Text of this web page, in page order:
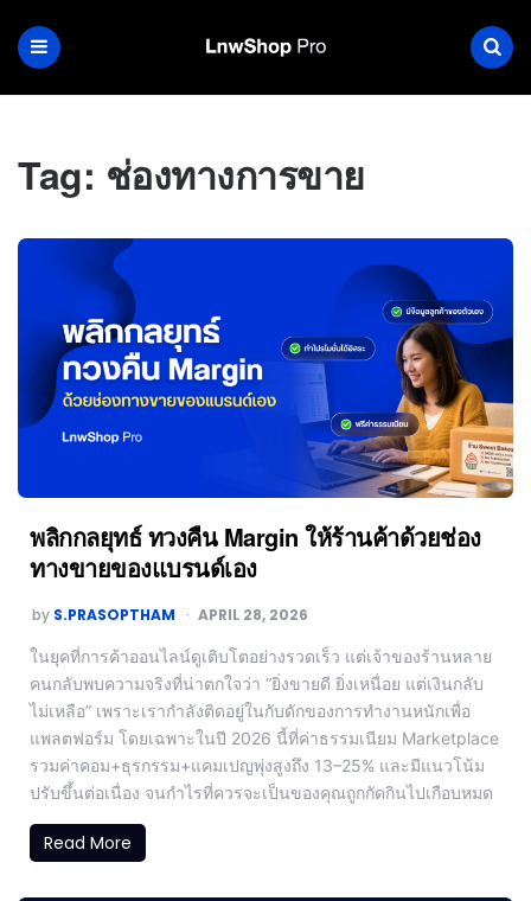
Tag: ช่องทางการขาย
พลิกกลยุทธ์ ทวงคืน Margin ให้ร้านค้าด้วยช่อง
ทางขายของแบรนด์เอง
by S.PRASOPTHAM APRIL 28, 2026
ในยุคที่การค้าออนไลน์ดูเติบโตอย่างรวดเร็ว แต่เจ้าของร้านหลาย
คนกลับพบความจริงที่น่าตกใจว่า “ยิ่งขายดี ยิ่งเหนื่อย แต่เงินกลับ
ไม่เหลือ” เพราะเรากำลังติดอยู่ในกับดักของการทำงานหนักเพื่อ
แพลตฟอร์ม โดยเฉพาะในปี 2026 นี้ที่ค่าธรรมเนียม Marketplace
รวมค่าคอม+ธุรกรรม+แคมเปญพุ่งสูงถึง 13–25% และมีแนวโน้ม
ปรับขึ้นต่อเนื่อง จนกำไรที่ควรจะเป็นของคุณถูกกัดกินไปเกือบหมด
Read More